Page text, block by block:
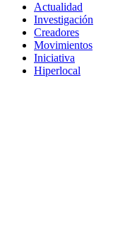
Actualidad
Investigación
Creadores
Movimientos
Iniciativa
Hiperlocal